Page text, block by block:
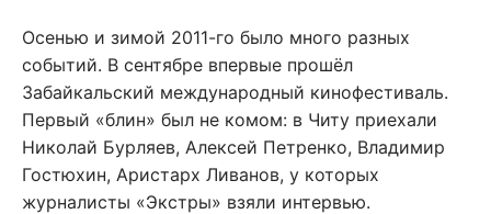
Осенью и зимой 2011-го было много разных
событий. В сентябре впервые прошёл
Забайкальский международный кинофестиваль.
Первый «блин» был не комом: в Читу приехали
Николай Бурляев, Алексей Петренко, Владимир
Гостюхин, Аристарх Ливанов, у которых
журналисты «Экстры» взяли интервью.